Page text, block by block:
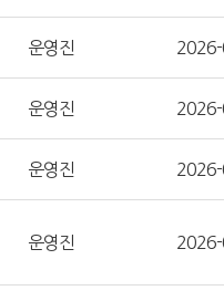
운영진
운영진
운영진
운영진